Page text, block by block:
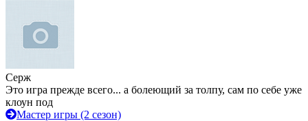
Серж
Это игра прежде всего... а болеющий за толпу, сам по себе уже
клоун под
Мастер игры (2 сезон)